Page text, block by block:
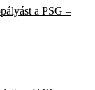
a PSG –